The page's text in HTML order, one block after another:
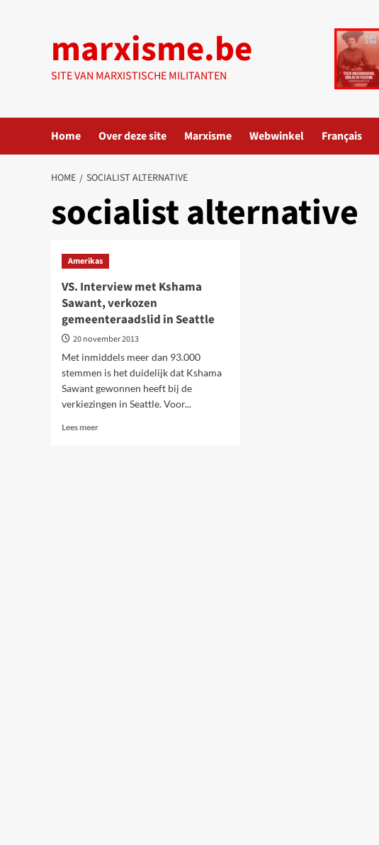
marxisme.be
SITE VAN MARXISTISCHE MILITANTEN
Home Over deze site Marxisme Webwinkel Français
HOME SOCIALIST ALTERNATIVE
socialist alternative
Amerikas
VS. Interview met Kshama
Sawant, verkozen
gemeenteraadslid in Seattle
20 november 2013
Met inmiddels meer dan 93.000
stemmen is het duidelijk dat Kshama
Sawant gewonnen heeft bij de
verkiezingen in Seattle. Voor...
Lees meerLees